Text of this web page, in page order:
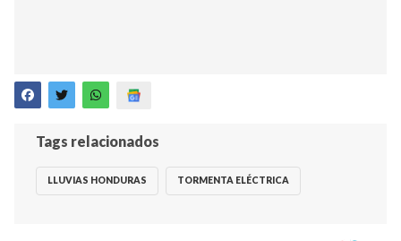
Tags relacionados
LLUVIAS HONDURAS TORMENTA ELÉCTRICA